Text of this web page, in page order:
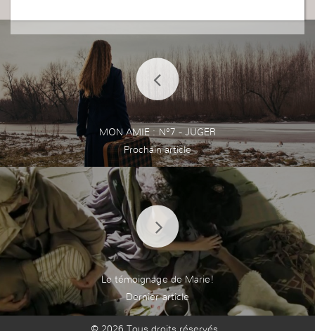
MON AMIE : N°7 - JUGER
Le témoignage de Marie!